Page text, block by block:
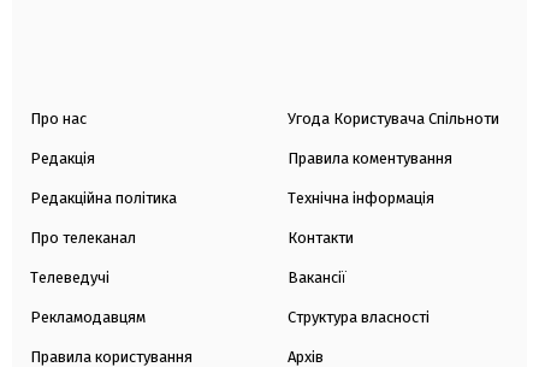
Про нас
Редакція
Редакційна політика
Про телеканал
Телеведучі
Рекламодавцям
Правила користування
Угода Користувача Спільноти
Правила коментування
Технічна інформація
Контакти
Вакансії
Структура власності
Архів